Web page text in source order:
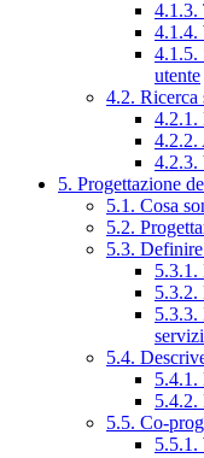
4.1.3.
4.1.4.
4.1.5.
utente
4.2. Ricerca
4.2.1.
4.2.2.
4.2.3.
5. Progettazione
5.1. Cosa
5.2.
5.3.
5.3.1.
5.3.2.
5.3.3.
5.4.
5.4.1.
5.4.2.
5.5. Co-
5.5.1.